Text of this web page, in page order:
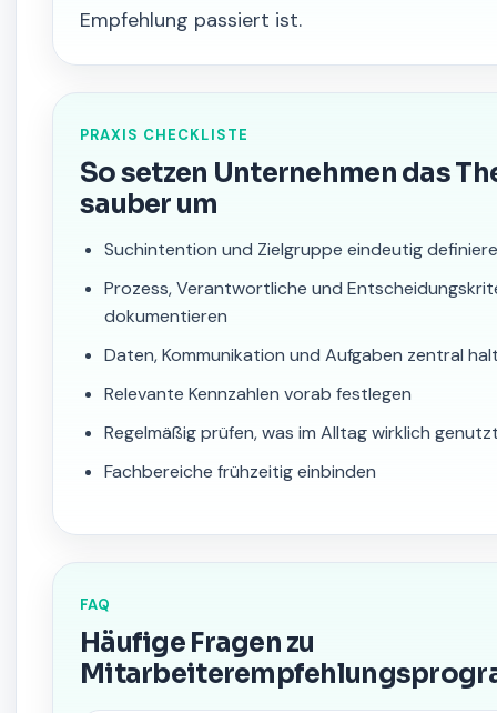
Empfehlung passiert ist.
PRAXIS CHECKLISTE
So setzen Unternehmen das
sauber um
Suchintention und Zielgruppe eindeutig
Prozess, Verantwortliche und
dokumentieren
Daten, Kommunikation und Aufgaben zentral
Relevante Kennzahlen vorab festlegen
Regelmäßig prüfen, was im Alltag wirklich
Fachbereiche frühzeitig einbinden
FAQ
Häufige Fragen zu